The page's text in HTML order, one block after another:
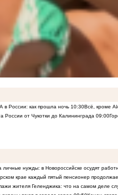
в России: как прошла ночь 10:30Всё, кроме
России от Чукотки до Калининграда 09:00
личные нужды: в Новороссийске осудят
крае каждый пятый пенсионер
жителя Геленджика: что на самом деле